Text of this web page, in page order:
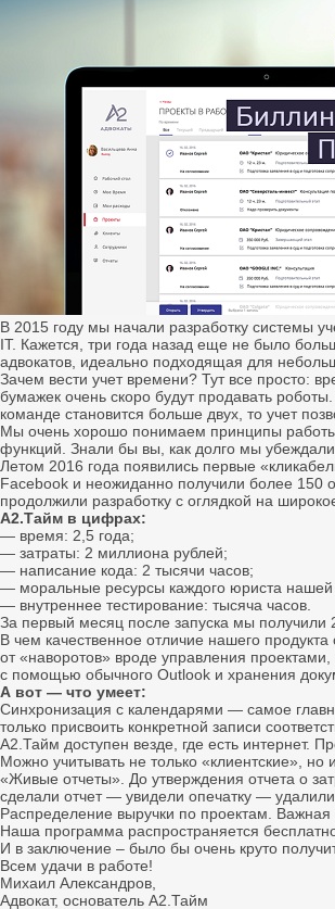
В 2015 году мы начали разработку системы
IT. Кажется, три года назад еще не было
адвокатов, идеально подходящая для
Зачем вести учет времени? Тут все просто:
бумажек очень скоро будут продавать
команде становится больше двух, то учет
Мы очень хорошо понимаем принципы
функций. Знали бы вы, как долго мы
Летом 2016 года появились первые
Facebook и неожиданно получили более 150
продолжили разработку с оглядкой на
А2.Тайм в цифрах:
— время: 2,5 года;
— затраты: 2 миллиона рублей;
— написание кода: 2 тысячи часов;
— моральные ресурсы каждого юриста нашей
— внутреннее тестирование: тысяча часов.
За первый месяц после запуска мы получили
В чем качественное отличие нашего
от «наворотов» вроде управления
с помощью обычного Outlook и хранения
А вот — что умеет:
Синхронизация с календарями — самое
только присвоить конкретной записи
А2.Тайм доступен везде, где есть интернет.
Можно учитывать не только «клиентские»,
«Живые отчеты». До утверждения отчета о
сделали отчет — увидели опечатку —
Распределение выручки по проектам. Важная
Наша программа распространяется
И в заключение – было бы очень круто
Всем удачи в работе!
Михаил Александров,
Адвокат, основатель А2.Тайм